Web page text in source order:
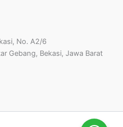
No. A2/6
Gebang, Bekasi, Jawa Barat